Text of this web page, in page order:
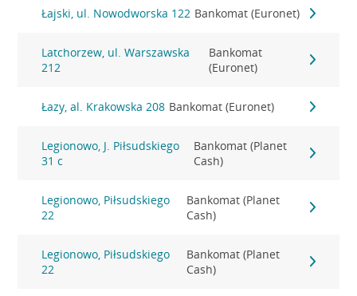
Łajski, ul. Nowodworska 122 Bankomat (Euronet)
Latchorzew, ul. Warszawska
212
Bankomat
(Euronet)
Łazy, al. Krakowska 208 Bankomat (Euronet)
Legionowo, J. Piłsudskiego
31 c
Bankomat (Planet
Cash)
Legionowo, Piłsudskiego
22
Bankomat (Planet
Cash)
Legionowo, Piłsudskiego
22
Bankomat (Planet
Cash)